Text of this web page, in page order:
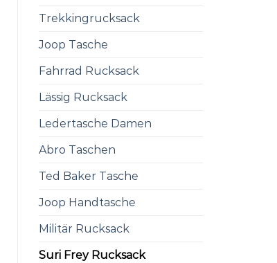
Trekkingrucksack
Joop Tasche
Fahrrad Rucksack
Lässig Rucksack
Ledertasche Damen
Abro Taschen
Ted Baker Tasche
Joop Handtasche
Militär Rucksack
Suri Frey Rucksack